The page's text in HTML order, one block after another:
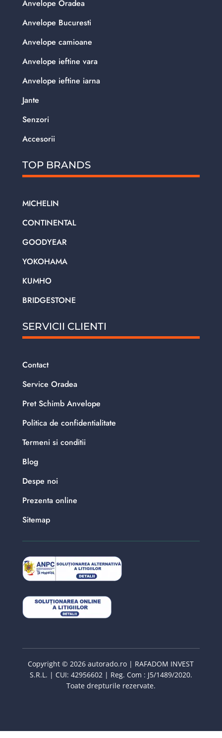
Anvelope Oradea
Anvelope Bucuresti
Anvelope camioane
Anvelope ieftine vara
Anvelope ieftine iarna
Jante
Senzori
Accesorii
TOP BRANDS
MICHELIN
CONTINENTAL
GOODYEAR
YOKOHAMA
KUMHO
BRIDGESTONE
SERVICII CLIENTI
Contact
Service Oradea
Pret Schimb Anvelope
Politica de confidentialitate
Termeni si conditii
Blog
Despe noi
Prezenta online
Sitemap
Copyright © 2026 autorado.ro | RAFADOM INVEST
S.R.L. | CUI: 42956602 | Reg. Com : J5/1489/2020.
Toate drepturile rezervate.